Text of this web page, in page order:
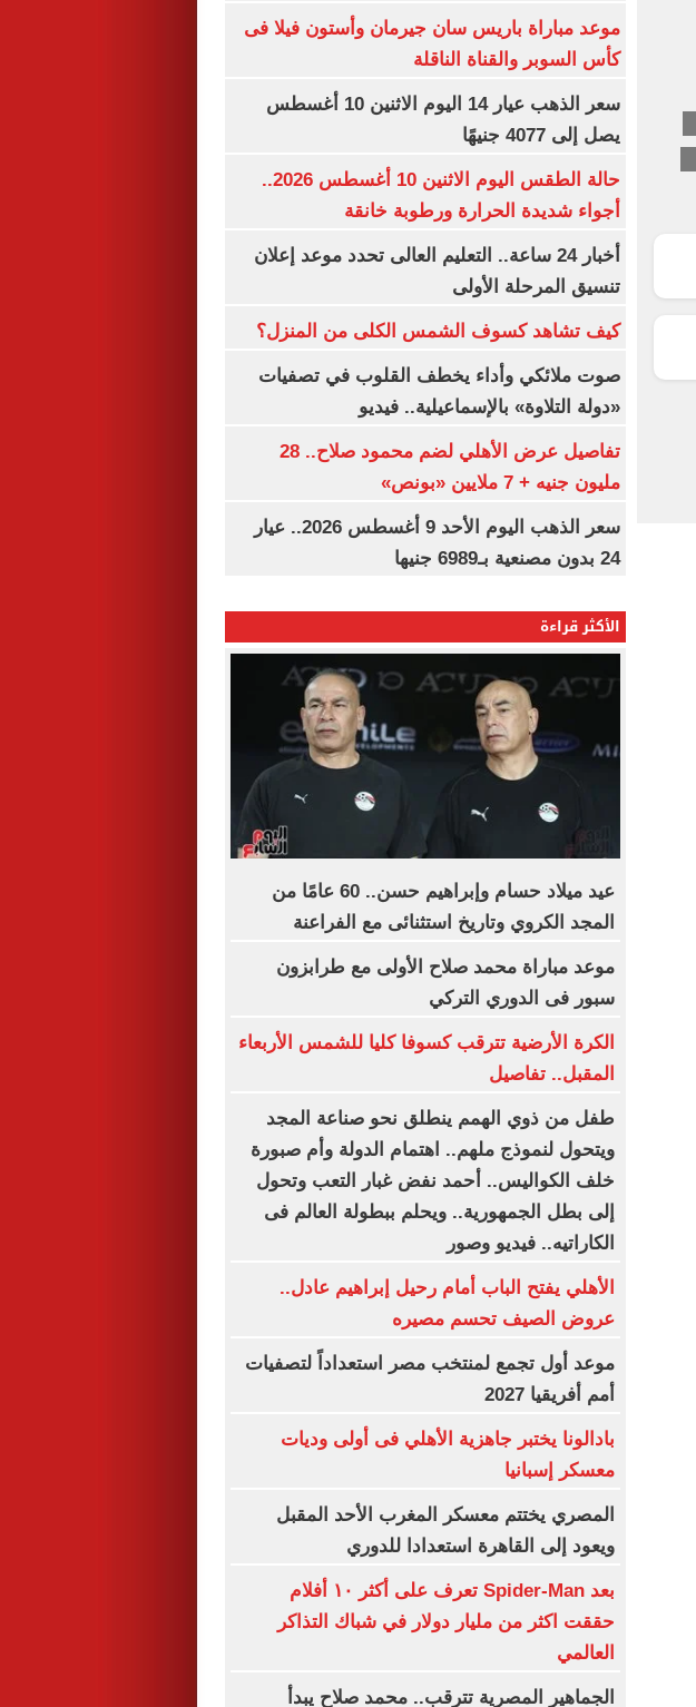
موعد مباراة باريس سان جيرمان وأستون فيلا فى
كأس السوبر والقناة الناقلة
سعر الذهب عيار 14 اليوم الاثنين 10 أغسطس
يصل إلى 4077 جنيهًا
حالة الطقس اليوم الاثنين 10 أغسطس 2026..
أجواء شديدة الحرارة ورطوبة خانقة
أخبار 24 ساعة.. التعليم العالى تحدد موعد إعلان
تنسيق المرحلة الأولى
كيف تشاهد كسوف الشمس الكلى من المنزل؟
صوت ملائكي وأداء يخطف القلوب في تصفيات
«دولة التلاوة» بالإسماعيلية.. فيديو
تفاصيل عرض الأهلي لضم محمود صلاح.. 28
مليون جنيه + 7 ملايين «بونص»
سعر الذهب اليوم الأحد 9 أغسطس 2026.. عيار
24 بدون مصنعية بـ6989 جنيها
الأكثر قراءة
عيد ميلاد حسام وإبراهيم حسن.. 60 عامًا من
المجد الكروي وتاريخ استثنائى مع الفراعنة
موعد مباراة محمد صلاح الأولى مع طرابزون
سبور فى الدوري التركي
الكرة الأرضية تترقب كسوفا كليا للشمس الأربعاء
المقبل.. تفاصيل
طفل من ذوي الهمم ينطلق نحو صناعة المجد
ويتحول لنموذج ملهم.. اهتمام الدولة وأم صبورة
خلف الكواليس.. أحمد نفض غبار التعب وتحول
إلى بطل الجمهورية.. ويحلم ببطولة العالم فى
الكاراتيه.. فيديو وصور
الأهلي يفتح الباب أمام رحيل إبراهيم عادل..
عروض الصيف تحسم مصيره
موعد أول تجمع لمنتخب مصر استعداداً لتصفيات
أمم أفريقيا 2027
بادالونا يختبر جاهزية الأهلي فى أولى وديات
معسكر إسبانيا
المصري يختتم معسكر المغرب الأحد المقبل
ويعود إلى القاهرة استعدادا للدوري
بعد Spider-Man تعرف على أكثر ١٠ أفلام
حققت اكثر من مليار دولار في شباك التذاكر
العالمي
الجماهير المصرية تترقب.. محمد صلاح يبدأ